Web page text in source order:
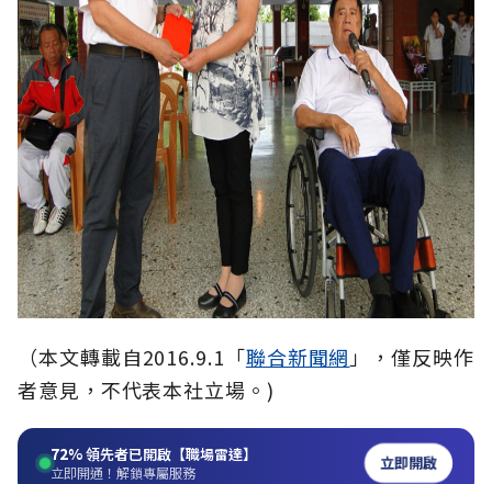
（本文轉載自2016.9.1「聯合新聞網 」，僅反映作
者意見，不代表本社立場。)
72%領先者已開啟【職場雷達】
立即開通！解鎖專屬服務 立即開啟